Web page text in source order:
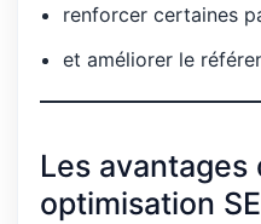
renforcer certaines
et améliorer le
Les avantages
optimisation